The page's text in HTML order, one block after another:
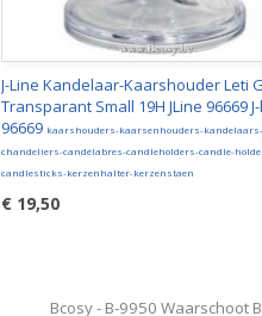
J-Line Kandelaar-Kaarshouder Leti
Transparant Small 19H JLine 96669
96669 kaarshouders-kaarsenhouders-kandelaars-
chandeliers-candélabres-candleholders-candle-
candlesticks-kerzenhalter-kerzenstaen
€ 19,50
Bcosy - B-9950 Waarschoot